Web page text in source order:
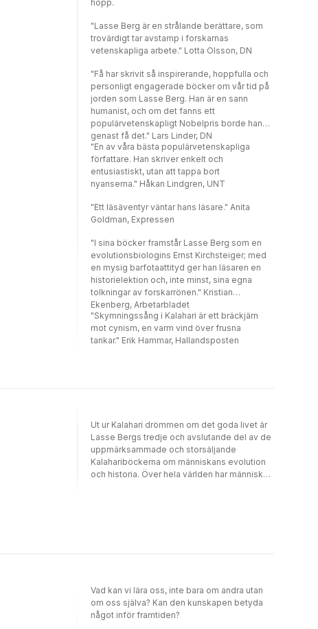
hopp.
"Lasse Berg är en strålande berättare, som
trovärdigt tar avstamp i forskarnas
vetenskapliga arbete." Lotta Olsson, DN
"Få har skrivit så inspirerande, hoppfulla och
personligt engagerade böcker om vår tid på
jorden som Lasse Berg. Han är en sann
humanist, och om det fanns ett
populärvetenskapligt Nobelpris borde han
genast få det." Lars Linder, DN
"En av våra bästa populärvetenskapliga
författare. Han skriver enkelt och
entusiastiskt, utan att tappa bort
nyanserna." Håkan Lindgren, UNT
"Ett läsäventyr väntar hans läsare." Anita
Goldman, Expressen
"I sina böcker framstår Lasse Berg som en
evolutionsbiologins Ernst Kirchsteiger; med
en mysig barfotaattityd ger han läsaren en
historielektion och, inte minst, sina egna
tolkningar av forskarrönen." Kristian
Ekenberg, Arbetarbladet
"Skymningssång i Kalahari är ett bräckjärn
mot cynism, en varm vind över frusna
tankar." Erik Hammar, Hallandsposten
Ut ur Kalahari drömmen om det goda livet är
Lasse Bergs tredje och avslutande del av de
uppmärksammade och storsäljande
Kalahariböckerna om människans evolution
och historia. Över hela världen har människan
ensammare än på sex miljoner år. Vad gör det
nya livet med vår inre, uråldriga natur? Och
vilka är drivkrafterna bakom denna explosiva
utveckling? I Gryning över Kalahari
Vad kan vi lära oss, inte bara om andra utan
om oss själva? Kan den kunskapen betyda
något inför framtiden?